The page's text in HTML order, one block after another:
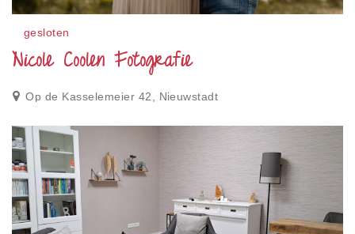
gesloten
Nicole Coolen Fotografie
Op de Kasselemeier 42, Nieuwstadt